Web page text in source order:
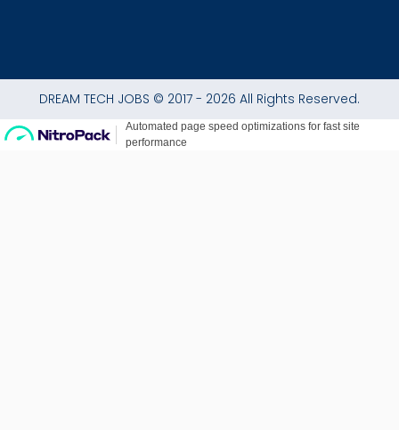
DREAM TECH JOBS © 2017 - 2026 All Rights Reserved.